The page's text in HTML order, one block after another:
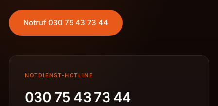
Notruf 030 75 43 73 44
NOTDIENST-HOTLINE
030 75 43 73 44